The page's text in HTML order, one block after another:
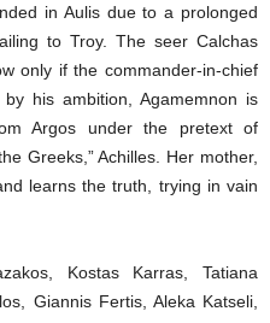
in Aulis due to a prolonged
to Troy. The seer Calchas
only if the commander-in-chief
his ambition, Agamemnon is
Argos under the pretext of
Greeks,” Achilles. Her mother,
learns the truth, trying in vain
Kostas Karras, Tatiana
Giannis Fertis, Aleka Katseli,